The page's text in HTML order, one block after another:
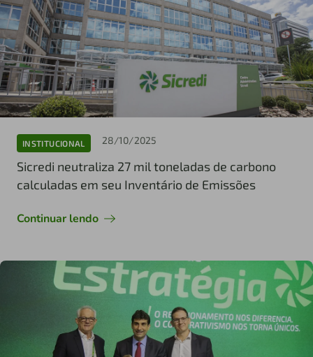
INSTITUCIONAL 28/10/2025
Sicredi neutraliza 27 mil toneladas de carbono
calculadas em seu Inventário de Emissões
Continuar lendo